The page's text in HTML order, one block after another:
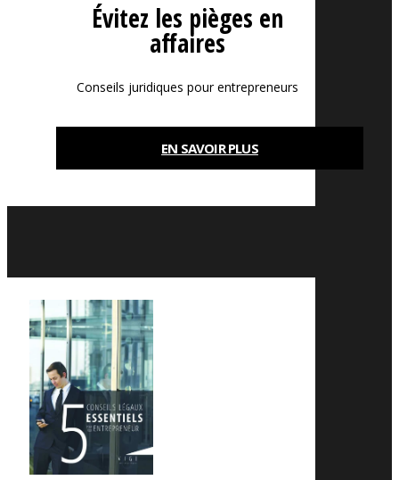
Évitez les pièges en
affaires
Conseils juridiques pour entrepreneurs
EN SAVOIR PLUS